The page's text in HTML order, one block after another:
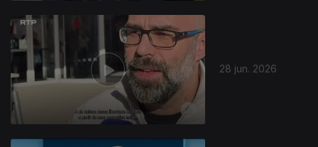
28 jun. 2026